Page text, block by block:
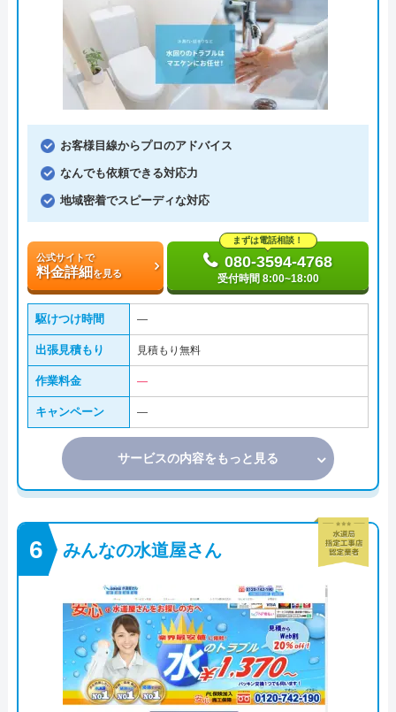
お客様目線からプロのアドバイス
なんでも依頼できる対応力
地域密着でスピーディな対応
公式サイトで
料金詳細を見る
まずは電話相談！
080-3594-4768
受付時間 8:00~18:00
駆けつけ時間 ―
出張見積もり 見積もり無料
作業料金 ―
キャンペーン ―
サービスの内容をもっと見る
みんなの水道屋さん